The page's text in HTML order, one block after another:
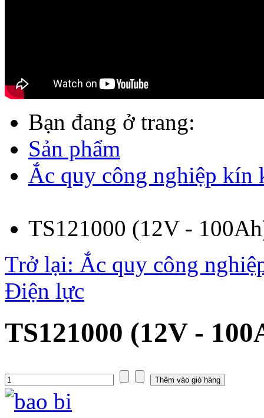
Bạn đang ở trang:
Sản phẩm
Ắc quy công nghiệp
TS121000 (12V -
Trở lại: Ắc quy công
Điện lực
TS121000 (12V -